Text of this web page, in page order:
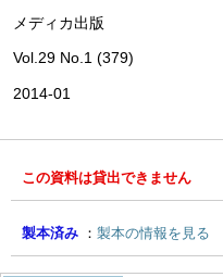
メディカ出版
Vol.29 No.1 (379)
2014-01
この資料は貸出できません
製本済み 製本の情報を見る